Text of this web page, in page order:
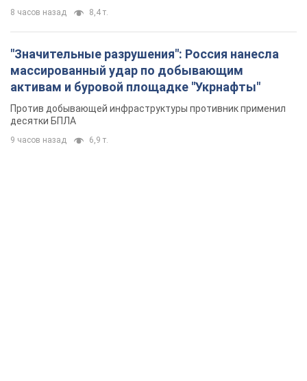
8 часов назад 8,4 т.
"Значительные разрушения": Россия нанесла
массированный удар по добывающим
активам и буровой площадке "Укрнафты"
Против добывающей инфраструктуры противник применил
десятки БПЛА
9 часов назад 6,9 т.